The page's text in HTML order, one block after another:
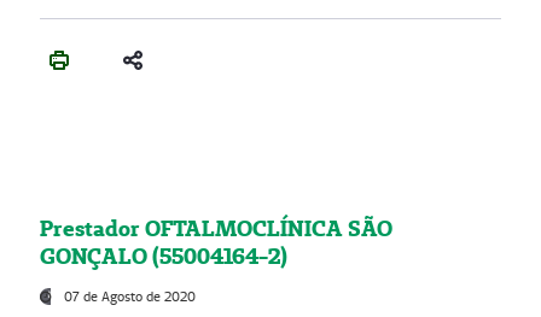
Prestador OFTALMOCLÍNICA SÃO
GONÇALO (55004164-2)
07 de Agosto de 2020